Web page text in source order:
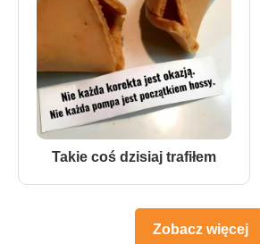
Takie coś dzisiaj trafiłem
Zobacz więcej